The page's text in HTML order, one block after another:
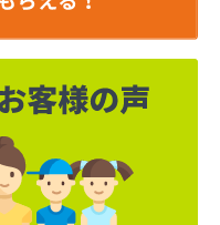
所
所
業所
営業所